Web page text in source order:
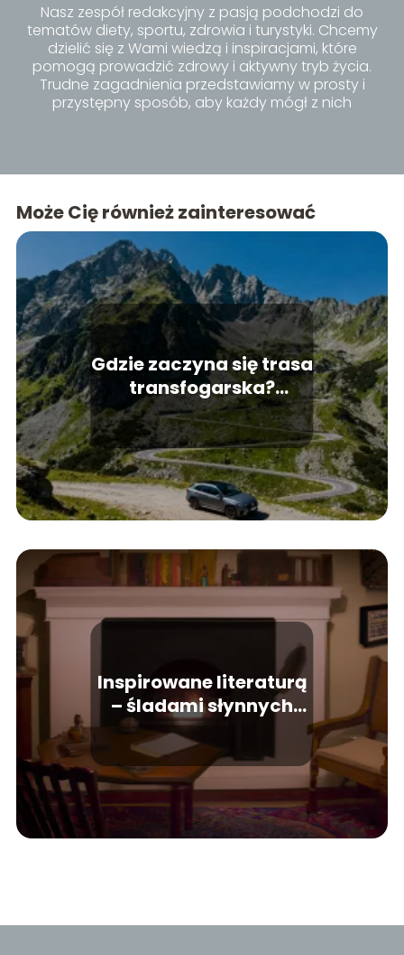
Nasz zespół redakcyjny z pasją podchodzi do
tematów diety, sportu, zdrowia i turystyki. Chcemy
dzielić się z Wami wiedzą i inspiracjami, które
pomogą prowadzić zdrowy i aktywny tryb życia.
Trudne zagadnienia przedstawiamy w prosty i
przystępny sposób, aby każdy mógł z nich
Może Cię również zainteresować
Gdzie zaczyna się trasa
transfogarska?
Przewodnik dla
turystów
Inspirowane literaturą
– śladami słynnych
powieściowych
bohaterów